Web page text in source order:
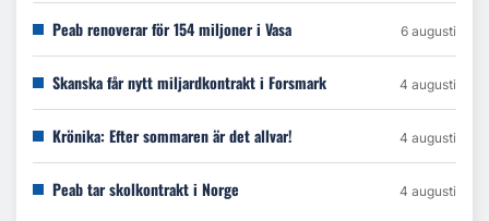
Peab renoverar för 154 miljoner i Vasa 6 augusti
Skanska får nytt miljardkontrakt i Forsmark 4 augusti
Krönika: Efter sommaren är det allvar! 4 augusti
Peab tar skolkontrakt i Norge 4 augusti